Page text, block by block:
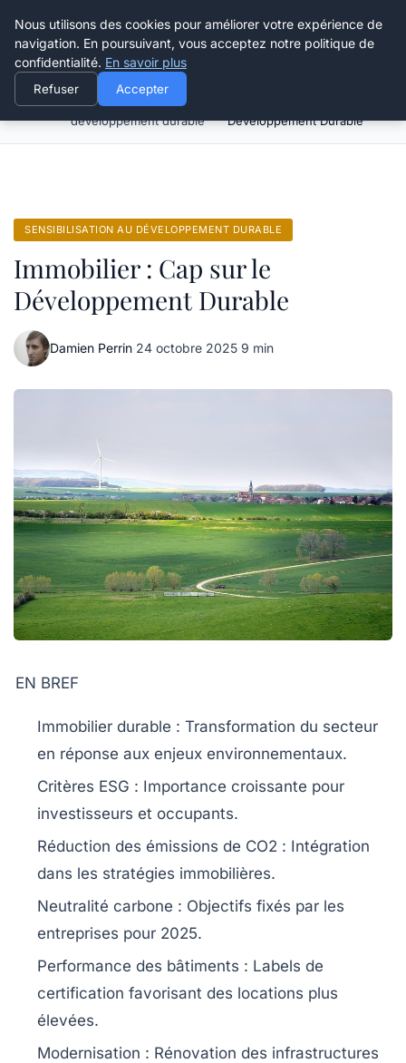
Happy Calyx Farmer
Sensibilisation au
développement durable
Développement Durable
SENSIBILISATION AU DÉVELOPPEMENT DURABLE
Immobilier : Cap sur le
Développement Durable
Damien Perrin·24 octobre 2025·9 min
EN BREF
Immobilier durable : Transformation du secteur
en réponse aux enjeux environnementaux.
Critères ESG : Importance croissante pour
investisseurs et occupants.
Réduction des émissions de CO2 : Intégration
dans les stratégies immobilières.
Neutralité carbone : Objectifs fixés par les
entreprises pour 2025.
Performance des bâtiments : Labels de
certification favorisant des locations plus
élevées.
Modernisation : Rénovation des infrastructures
Nous utilisons des cookies pour améliorer votre expérience de
navigation. En poursuivant, vous acceptez notre politique de
confidentialité. En savoir plus
Refuser Accepter